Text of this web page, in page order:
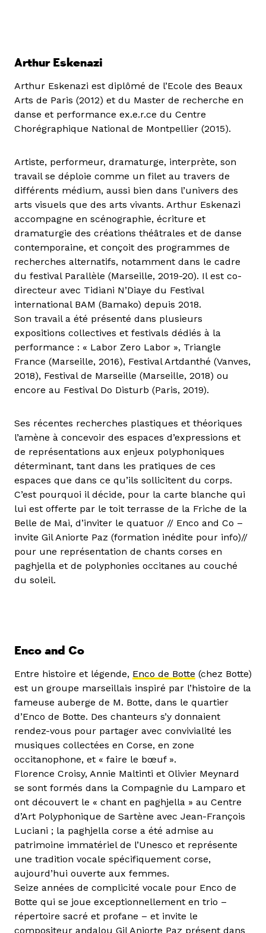
Arthur Eskenazi
Arthur Eskenazi est diplômé de l’Ecole des Beaux
Arts de Paris (2012) et du Master de recherche en
danse et performance ex.e.r.ce du Centre
Chorégraphique National de Montpellier (2015).
Artiste, performeur, dramaturge, interprète, son
travail se déploie comme un filet au travers de
différents médium, aussi bien dans l’univers des
arts visuels que des arts vivants. Arthur Eskenazi
accompagne en scénographie, écriture et
dramaturgie des créations théâtrales et de danse
contemporaine, et conçoit des programmes de
recherches alternatifs, notamment dans le cadre
du festival Parallèle (Marseille, 2019-20). Il est co-
directeur avec Tidiani N’Diaye du Festival
international BAM (Bamako) depuis 2018.
Son travail a été présenté dans plusieurs
expositions collectives et festivals dédiés à la
performance : « Labor Zero Labor », Triangle
France (Marseille, 2016), Festival Artdanthé (Vanves,
2018), Festival de Marseille (Marseille, 2018) ou
encore au Festival Do Disturb (Paris, 2019).
Ses récentes recherches plastiques et théoriques
l’amène à concevoir des espaces d’expressions et
de représentations aux enjeux polyphoniques
déterminant, tant dans les pratiques de ces
espaces que dans ce qu’ils sollicitent du corps.
C’est pourquoi il décide, pour la carte blanche qui
lui est offerte par le toit terrasse de la Friche de la
Belle de Mai, d’inviter le quatuor // Enco and Co –
invite Gil Aniorte Paz (formation inédite pour info)//
pour une représentation de chants corses en
paghjella et de polyphonies occitanes au couché
du soleil.
Enco and Co
Entre histoire et légende, Enco de Botte (chez Botte)
est un groupe marseillais inspiré par l’histoire de la
fameuse auberge de M. Botte, dans le quartier
d’Enco de Botte. Des chanteurs s’y donnaient
rendez-vous pour partager avec convivialité les
musiques collectées en Corse, en zone
occitanophone, et « faire le bœuf ».
Florence Croisy, Annie Maltinti et Olivier Meynard
se sont formés dans la Compagnie du Lamparo et
ont découvert le « chant en paghjella » au Centre
d’Art Polyphonique de Sartène avec Jean-François
Luciani ; la paghjella corse a été admise au
patrimoine immatériel de l’Unesco et représente
une tradition vocale spécifiquement corse,
aujourd’hui ouverte aux femmes.
Seize années de complicité vocale pour Enco de
Botte qui se joue exceptionnellement en trio –
répertoire sacré et profane – et invite le
compositeur andalou Gil Aniorte Paz présent dans